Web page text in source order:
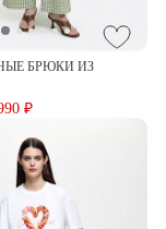
БРЮКИ ИЗ
₽